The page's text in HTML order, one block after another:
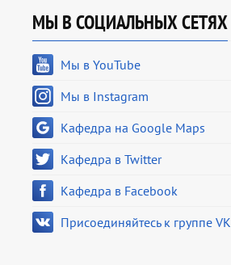
МЫ В СОЦИАЛЬНЫХ СЕТЯХ
Мы в YouTube
Мы в Instagram
Кафедра на Google Maps
Кафедра в Twitter
Кафедра в Facebook
Присоединяйтесь к группе VK